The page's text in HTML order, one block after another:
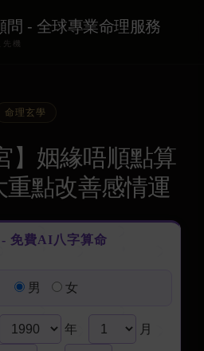
問 - 全球專業命理服務
機
命理玄學
】姻緣唔順點算
點改善感情運
免費AI八字算命
男 女
年 月